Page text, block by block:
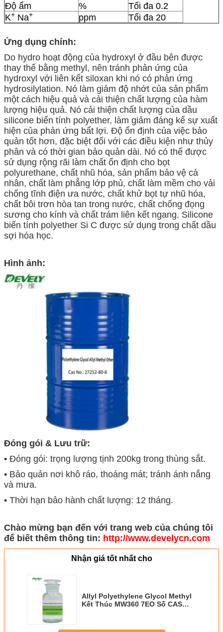
Độ ẩm
%
Tối đa 0.2
K+ Na+ ppm Tối đa 20
Ứng dụng chính:
Do hydro hoạt động của hydroxyl ở đầu bên được
thay thế bằng methyl, nên tránh phản ứng của
hydroxyl với liên kết siloxan khi nó có phản ứng
hydrosilylation. Nó làm giảm độ nhớt của sản phẩm
một cách hiệu quả và cải thiện chất lượng của hàm
lượng hiệu quả. Nó cải thiện chất lượng của dầu
silicone biến tính polyether, làm giảm đáng kể sự xuất
hiện của phản ứng bất lợi. Độ ổn định của việc bảo
quản tốt hơn, đặc biệt đối với các điều kiện như thủy
phân và có thời gian bảo quản dài. Nó có thể được
sử dụng rộng rãi làm chất ổn định cho bọt
polyurethane, chất nhũ hóa, sản phẩm bảo vệ cá
nhân, chất làm phẳng lớp phủ, chất làm mềm cho vải
chống tĩnh điện ưa nước, chất khử bọt tự nhũ hóa,
chất bôi trơn hòa tan trong nước, chất chống đọng
sương cho kính và chất trám liên kết ngang. Silicone
biến tính polyether Si C được sử dụng trong chất dầu
sợi hóa học.
Hình ảnh:
Đóng gói & Lưu trữ:
• Đóng gói: trọng lượng tịnh 200kg trong thùng sắt.
• Bảo quản nơi khô ráo, thoáng mát; tránh ánh nắng
và mưa.
• Thời hạn bảo hành chất lượng: 12 tháng.
Chào mừng bạn đến với trang web của chúng tôi
để biết thêm thông tin: http://www.develycn.com
Nhận giá tốt nhất cho
Allyl Polyethylene Glycol Methyl
Kết Thúc MW360 7EO Số CAS